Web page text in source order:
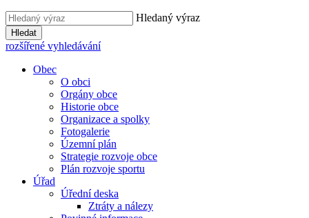
Hledaný výraz
Hledat
rozšířené vyhledávání
Obec
O obci
Orgány obce
Historie obce
Organizace a spolky
Fotogalerie
Územní plán
Strategie rozvoje obce
Plán rozvoje sportu
Úřad
Úřední deska
Ztráty a nálezy